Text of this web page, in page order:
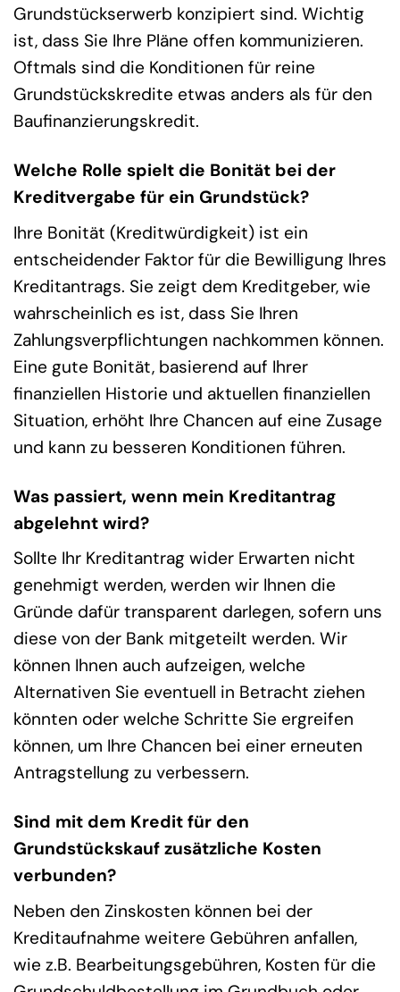
Grundstückserwerb konzipiert sind. Wichtig
ist, dass Sie Ihre Pläne offen kommunizieren.
Oftmals sind die Konditionen für reine
Grundstückskredite etwas anders als für den
Baufinanzierungskredit.
Welche Rolle spielt die Bonität bei der
Kreditvergabe für ein Grundstück?
Ihre Bonität (Kreditwürdigkeit) ist ein
entscheidender Faktor für die Bewilligung Ihres
Kreditantrags. Sie zeigt dem Kreditgeber, wie
wahrscheinlich es ist, dass Sie Ihren
Zahlungsverpflichtungen nachkommen können.
Eine gute Bonität, basierend auf Ihrer
finanziellen Historie und aktuellen finanziellen
Situation, erhöht Ihre Chancen auf eine Zusage
und kann zu besseren Konditionen führen.
Was passiert, wenn mein Kreditantrag
abgelehnt wird?
Sollte Ihr Kreditantrag wider Erwarten nicht
genehmigt werden, werden wir Ihnen die
Gründe dafür transparent darlegen, sofern uns
diese von der Bank mitgeteilt werden. Wir
können Ihnen auch aufzeigen, welche
Alternativen Sie eventuell in Betracht ziehen
könnten oder welche Schritte Sie ergreifen
können, um Ihre Chancen bei einer erneuten
Antragstellung zu verbessern.
Sind mit dem Kredit für den
Grundstückskauf zusätzliche Kosten
verbunden?
Neben den Zinskosten können bei der
Kreditaufnahme weitere Gebühren anfallen,
wie z.B. Bearbeitungsgebühren, Kosten für die